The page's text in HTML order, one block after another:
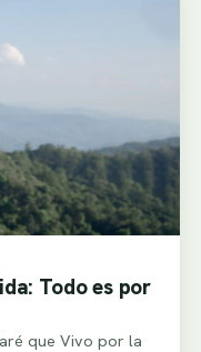
Todo es por
que Vivo por la